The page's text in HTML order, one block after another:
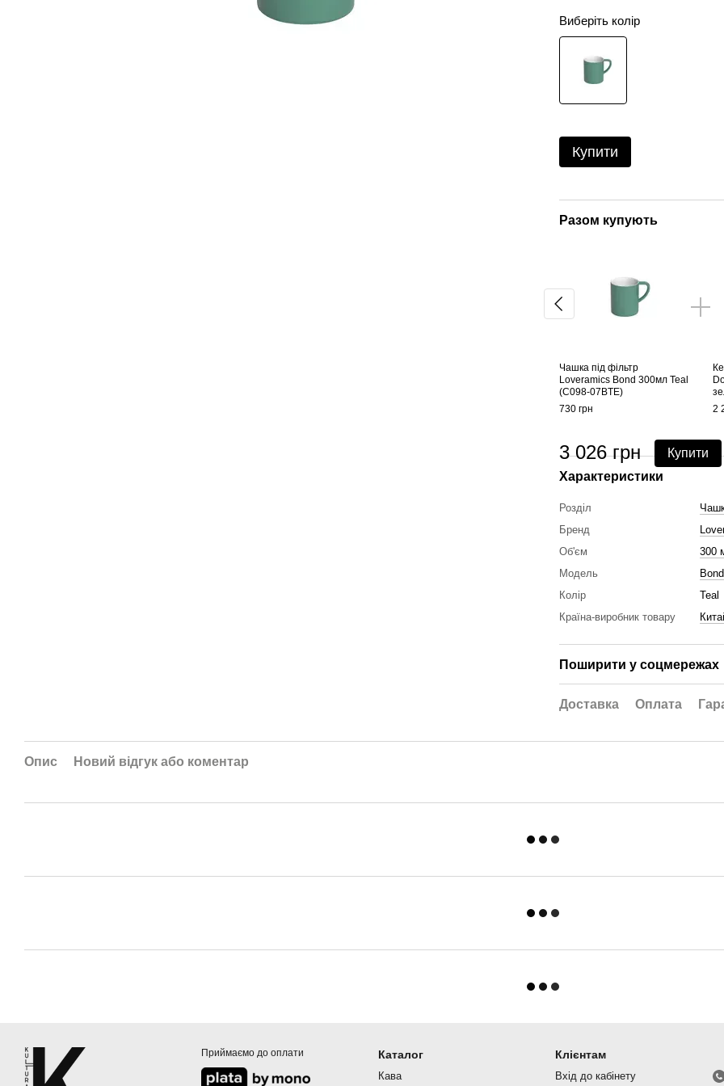
Виберіть колір
Купити
Разом купують
Чашка під фільтр
Loveramics Bond 300мл Teal
(C098-07BTE)
730 грн
2
3 026 грн
Купити
Характеристики
Розділ
Бренд
Об'єм
300
Модель
Bond
Колір
Teal
Країна-виробник товару
Поширити у соцмережах
Доставка Оплата
Опис Новий відгук або коментар
Приймаємо до оплати Каталог
Кава
Клієнтам
Вхід до кабінету